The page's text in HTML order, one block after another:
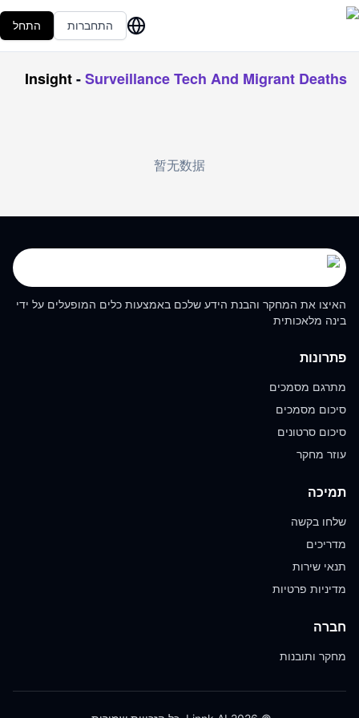
התחברות התחל
Insight-Surveillance Tech And Migrant Deaths
暂无数据
האיצו את המחקר והבנת הידע שלכם באמצעות כלים המופעלים על ידי
בינה מלאכותית
פתרונות
מתרגם מסמכים
סיכום מסמכים
סיכום סרטונים
עוזר מחקר
תמיכה
שלחו בקשה
מדריכים
תנאי שירות
מדיניות פרטיות
חברה
מחקר ותובנות